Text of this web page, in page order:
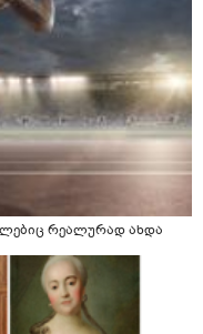
რეალურად ახდა